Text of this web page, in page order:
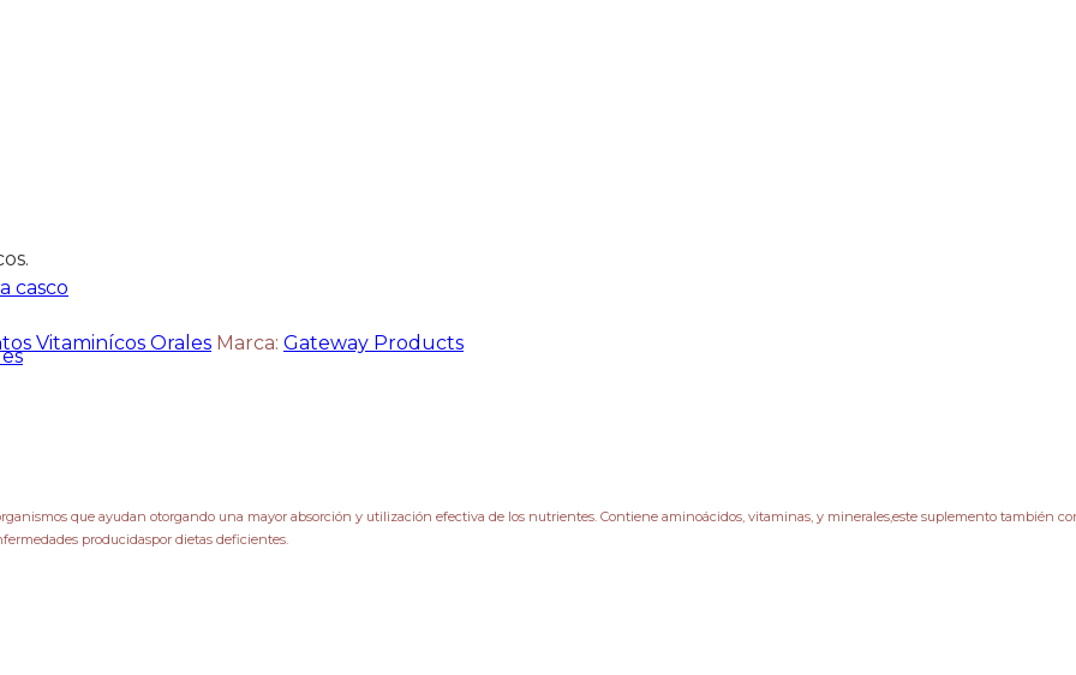
casco
Vitaminícos Orales Marca: Gateway Products
que ayudan otorgando una mayor absorción y utilización efectiva de los nutrientes. Contiene aminoácidos, vitaminas, y minerales,este suplemento también
producidaspor dietas deficientes.